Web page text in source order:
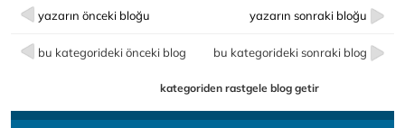
yazarın önceki bloğu yazarın sonraki bloğu
bu kategorideki önceki blog bu kategorideki sonraki blog
kategoriden rastgele blog getir